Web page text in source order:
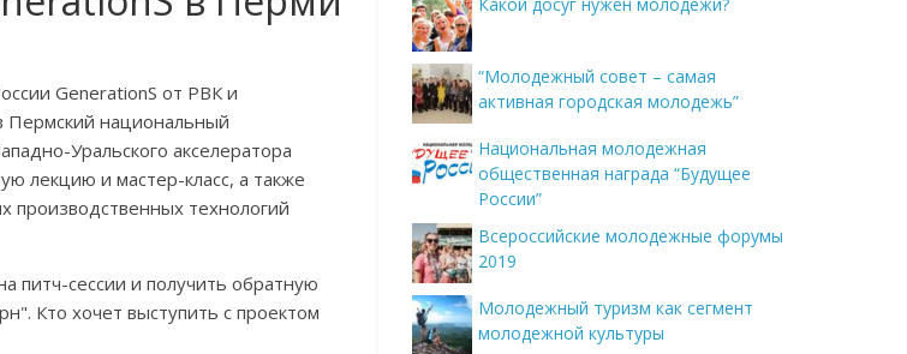
GenerationS от РВК и
Пермский национальный
Уральского акселератора
лекцию и мастер-класс, а также
производственных технологий
питч-сессии и получить обратную
Кто хочет выступить с проектом
“Молодежный совет – самая
активная городская молодежь”
Национальная молодежная
общественная награда “Будущее
России”
Всероссийские молодежные форумы
2019
Молодежный туризм как сегмент
молодежной культуры